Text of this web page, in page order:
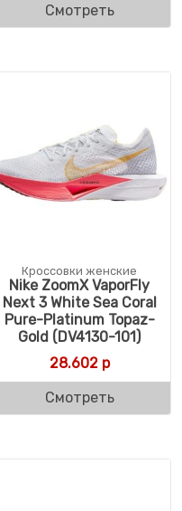
Смотреть
Кроссовки женские
Nike ZoomX VaporFly
Next 3 White Sea Coral
Pure-Platinum Topaz-
Gold (DV4130-101)
28.602р
Смотреть